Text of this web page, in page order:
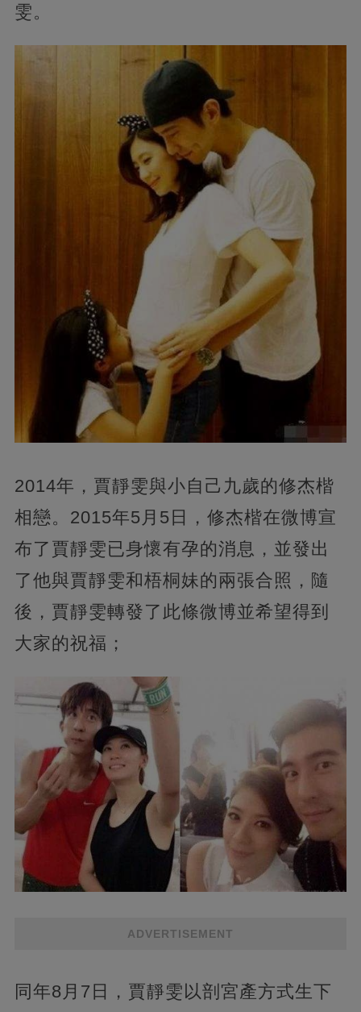
雯。
2014年，賈靜雯與小自己九歲的修杰楷
相戀。2015年5月5日，修杰楷在微博宣
布了賈靜雯已身懷有孕的消息，並發出
了他與賈靜雯和梧桐妹的兩張合照，隨
後，賈靜雯轉發了此條微博並希望得到
大家的祝福；
ADVERTISEMENT
同年8月7日，賈靜雯以剖宮產方式生下